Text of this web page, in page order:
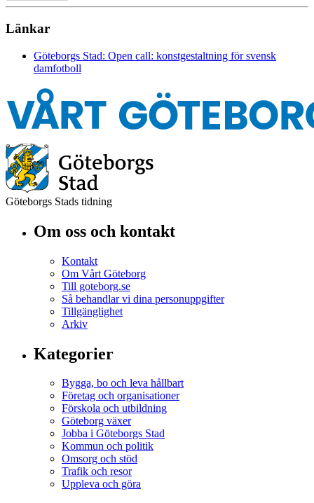
Länkar
Göteborgs Stad: Open call: konstgestaltning för svensk
damfotboll
Göteborgs Stads tidning
Om oss och kontakt
Kontakt
Om Vårt Göteborg
Till goteborg.se
Så behandlar vi dina personuppgifter
Tillgänglighet
Arkiv
Kategorier
Bygga, bo och leva hållbart
Företag och organisationer
Förskola och utbildning
Göteborg växer
Jobba i Göteborgs Stad
Kommun och politik
Omsorg och stöd
Trafik och resor
Uppleva och göra